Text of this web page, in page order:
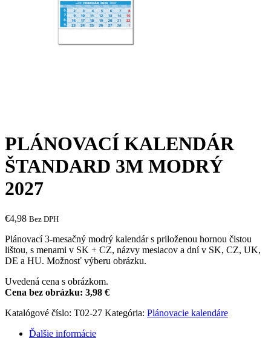
PLÁNOVACÍ KALENDÁR
ŠTANDARD 3M MODRÝ
2027
€4,98 Bez DPH
Plánovací 3-mesačný modrý kalendár s priloženou hornou čistou
lištou, s menami v SK + CZ, názvy mesiacov a dní v SK, CZ, UK,
DE a HU. Možnosť výberu obrázku.
Uvedená cena s obrázkom.
Cena bez obrázku: 3,98 €
Katalógové číslo: T02-27 Kategória: Plánovacie kalendáre
Ďalšie informácie